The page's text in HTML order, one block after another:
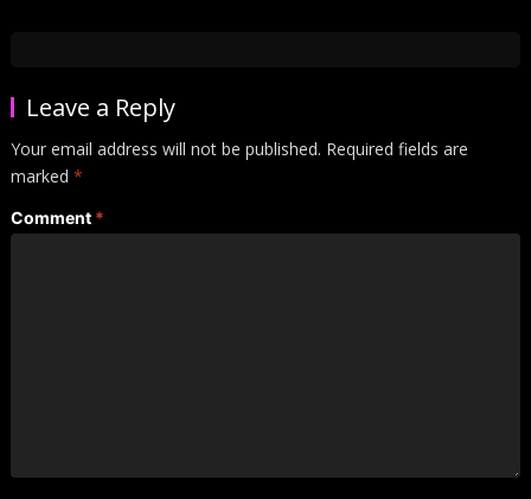
Leave a Reply
Your email address will not be published. Required fields are
marked *
Comment *